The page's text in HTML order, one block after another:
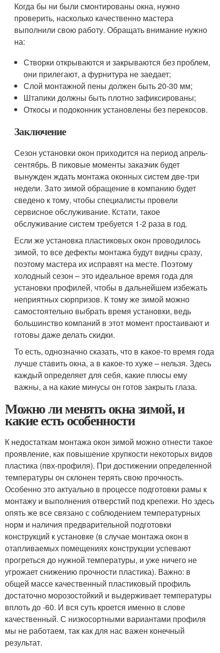
Когда бы ни были смонтированы окна, нужно
проверить, насколько качественно мастера
выполнили свою работу. Обращать внимание нужно
на:
Створки открываются и закрываются без проблем,
они прилегают, а фурнитура не заедает;
Слой монтажной пены должен быть 20-30 мм;
Штапики должны быть плотно зафиксированы;
Откосы и подоконник установлены без перекосов.
Заключение
Сезон установки окон приходится на период апрель-
сентябрь. В пиковые моменты заказчик будет
вынужден ждать монтажа оконных систем две-три
недели. Зато зимой обращение в компанию будет
сведено к тому, чтобы специалисты провели
сервисное обслуживание. Кстати, такое
обслуживание систем требуется 1-2 раза в год.
Если же установка пластиковых окон проводилось
зимой, то все дефекты монтажа будут видны сразу,
поэтому мастера их исправят на месте. Поэтому
холодный сезон – это идеальное время года для
установки профилей, чтобы в дальнейшем избежать
неприятных сюрпризов. К тому же зимой можно
самостоятельно выбрать время установки, ведь
большинство компаний в этот момент простаивают и
готовы даже делать скидки.
То есть, однозначно сказать, что в какое-то время года
лучше ставить окна, а в какое-то хуже – нельзя. Здесь
каждый определяет для себя, какие плюсы ему
важны, а на какие минусы он готов закрыть глаза.
Можно ли менять окна зимой, и
какие есть особенности
К недостаткам монтажа окон зимой можно отнести такое
проявление, как повышение хрупкости некоторых видов
пластика (пвх-профиля). При достижении определенной
температуры он склонен терять свою прочность.
Особенно это актуально в процессе подготовки рамы к
монтажу и выполнения отверстий под крепежи. Но здесь
опять же все связано с соблюдением температурных
норм и наличия предварительной подготовки
конструкций к установке (в случае монтажа окон в
отапливаемых помещениях конструкции успевают
прогреться до нужной температуры, и уже ничего не
угрожает снижению прочности пластика). Важно: в
общей массе качественный пластиковый профиль
достаточно морозостойкий и выдерживает температуры
вплоть до -60. И вся суть кроется именно в слове
качественный. С низкосортными вариантами профиля
мы не работаем, так как для нас важен конечный
результат.